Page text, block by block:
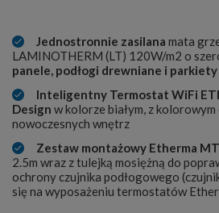
Jednostronnie zasilana mata
LAMINOTHERM (LT) 120W/m2 o
panele, podłogi drewniane i parkiety
Inteligentny Termostat WiFi
Design w kolorze białym, z
nowoczesnych wnętrz
Zestaw montażowy Etherma
2.5m wraz z tulejką mosiężną do
ochrony czujnika podłogowego
się na wyposażeniu termostatów